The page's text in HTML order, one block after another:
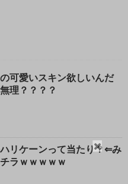
閉
の可愛いスキン欲しいんだ
理？？？？
ハリケーンって当たり？⇐み
ラｗｗｗｗｗ